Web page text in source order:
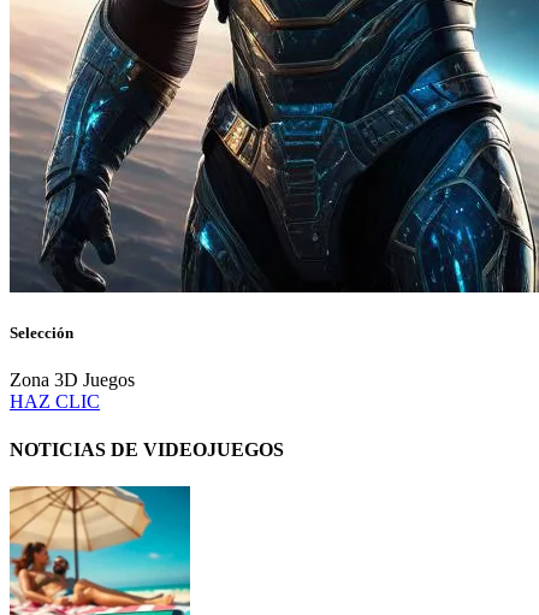
Selección
Zona 3D Juegos
HAZ CLIC
NOTICIAS DE VIDEOJUEGOS